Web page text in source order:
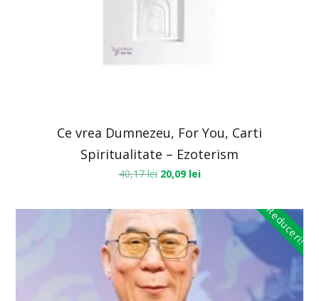
Ce vrea Dumnezeu, For You, Carti
Spiritualitate – Ezoterism
40,17lei 20,09 lei
Reduceri!